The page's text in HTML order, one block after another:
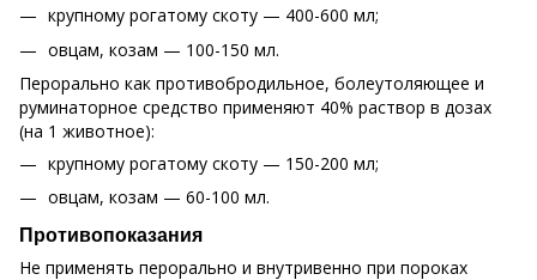
крупному рогатому скоту — 400-600 мл;
овцам, козам — 100-150 мл.
Перорально как противобродильное, болеутоляющее и
руминаторное средство применяют 40% раствор в дозах
(на 1 животное):
крупному рогатому скоту — 150-200 мл;
овцам, козам — 60-100 мл.
Противопоказания
Не применять перорально и внутривенно при пороках